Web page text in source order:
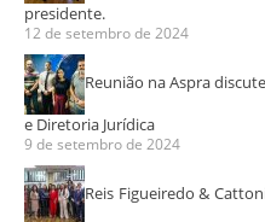
presidente.
12 de setembro de 2024
Reunião na Aspra
e Diretoria Jurídica
9 de setembro de 2024
Reis Figueiredo &